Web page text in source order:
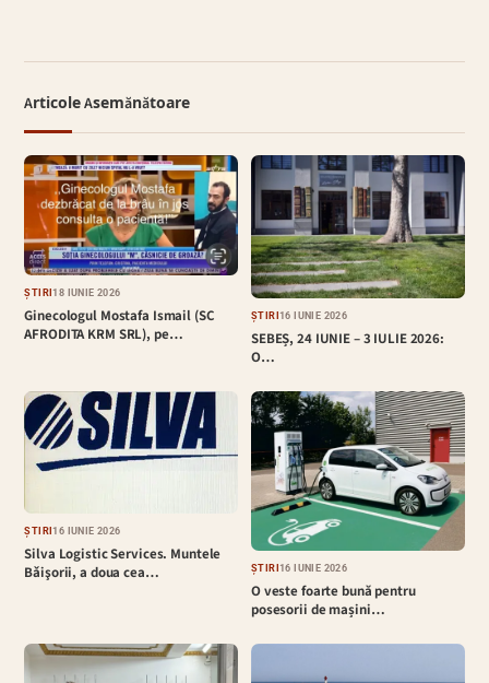
Articole Asemănătoare
ȘTIRI18 IUNIE 2026
Ginecologul Mostafa Ismail (SC
AFRODITA KRM SRL), pe…
ȘTIRI16 IUNIE 2026
SEBEȘ, 24 IUNIE – 3 IULIE 2026:
O…
ȘTIRI16 IUNIE 2026
Silva Logistic Services. Muntele
Bǎişorii, a doua cea…
ȘTIRI16 IUNIE 2026
O veste foarte bună pentru
posesorii de mașini…